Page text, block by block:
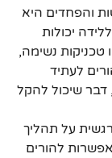
והפחדים היא
יכולות
נשימה,
לעתיד
דבר שיכול להקל
על תהליך
להורים